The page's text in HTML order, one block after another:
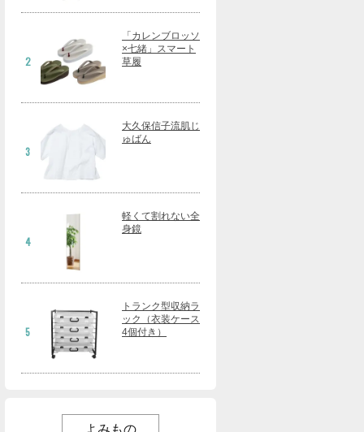
2
「カレンブロッソ
×七緒」スマート
草履
3
大久保信子流肌じ
ゅばん
4
軽くて割れない全
身鏡
5
トランク型収納ラ
ック（衣装ケース
4個付き）
よみもの